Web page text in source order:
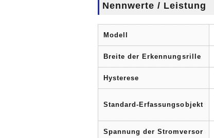
Nennwerte / Leistung
Modell
Breite der Erkennungsrille
Hysterese
Standard-Erfassungsobjekt
Spannung der Stromversor